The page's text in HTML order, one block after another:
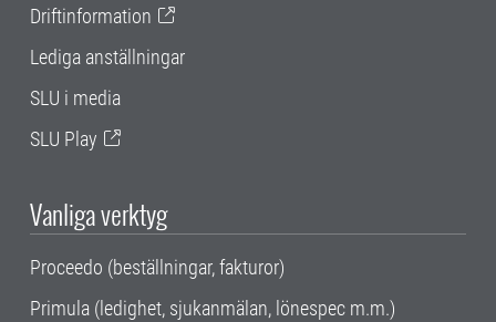
Driftinformation
Lediga anställningar
SLU i media
SLU Play
Vanliga verktyg
Proceedo (beställningar, fakturor)
Primula (ledighet, sjukanmälan, lönespec m.m.)